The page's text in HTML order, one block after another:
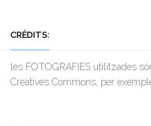
CRÈDITS:
les FOTOGRAFIES utilitzades
Creatives Commons, per